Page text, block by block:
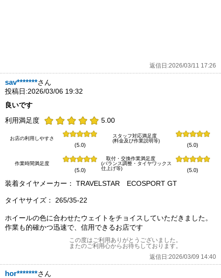
返信日:2026/03/11 17:26
sav*******さん
投稿日:2026/03/06 19:32
良いです
利用満足度
5.00
お店の利用しやすさ
(5.0)
スタッフ対応満足度
(料金及び作業説明等)
(5.0)
作業時間満足度
(5.0)
取付・交換作業満足度
(バランス調整・タイヤワックス
仕上げ等)
(5.0)
装着タイヤメーカー： TRAVELSTAR ECOSPORT GT
タイヤサイズ： 265/35-22
ホイールの色に合わせたウェイトをチョイスしていただきました。
作業も的確かつ迅速で、信用できるお店です
この度はご利用ありがとうございました。
またのご利用心からお待ちしております。
返信日:2026/03/09 14:40
hor*******さん